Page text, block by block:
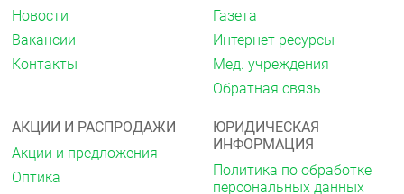
Новости
Вакансии
Контакты
Газета
Интернет ресурсы
Мед. учреждения
Обратная связь
АКЦИИ И РАСПРОДАЖИ
Акции и предложения
Оптика
ЮРИДИЧЕСКАЯ
ИНФОРМАЦИЯ
Политика по обработке
персональных данных